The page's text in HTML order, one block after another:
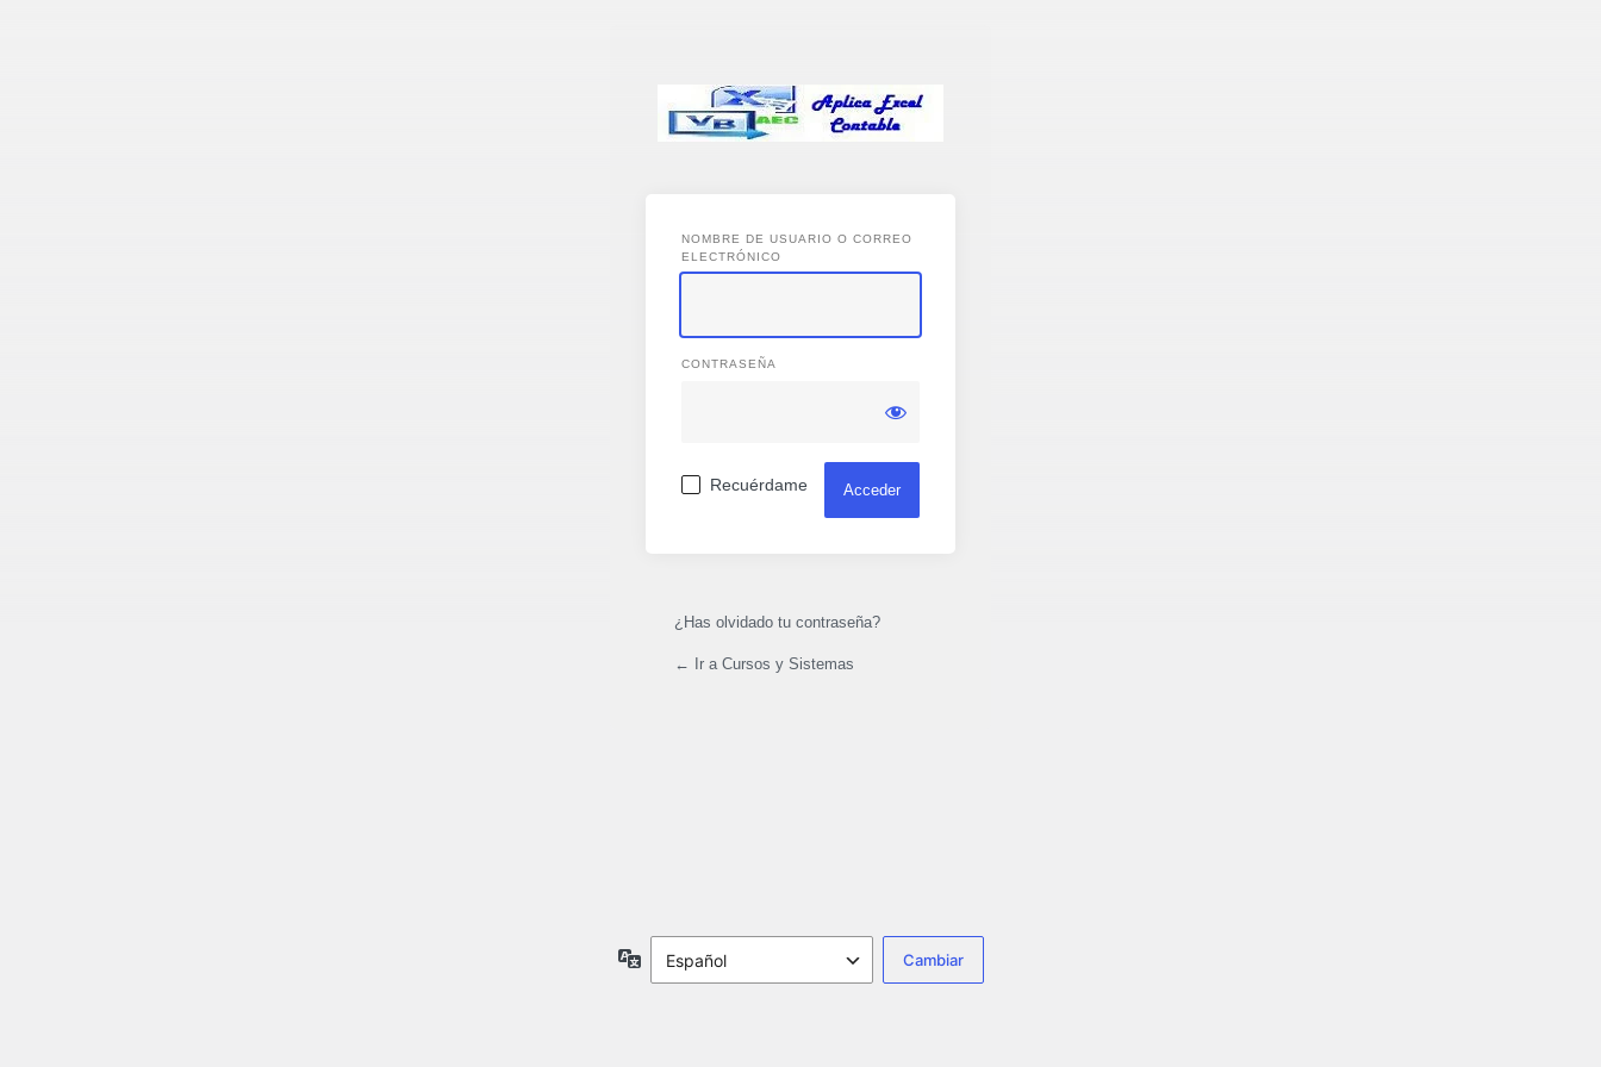
NOMBRE DE USUARIO O CORREO
ELECTRÓNICO
CONTRASEÑA
Recuérdame
¿Has olvidado tu contraseña?
← Ir a Cursos y Sistemas
Idioma